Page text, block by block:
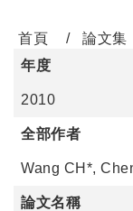
首頁 論文集
年度
2010
全部作者
Wang CH*,
論文名稱